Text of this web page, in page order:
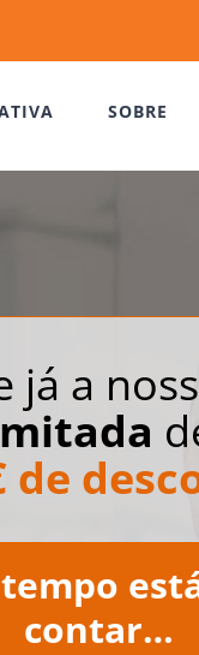
SOBRE
já a
de
contar…